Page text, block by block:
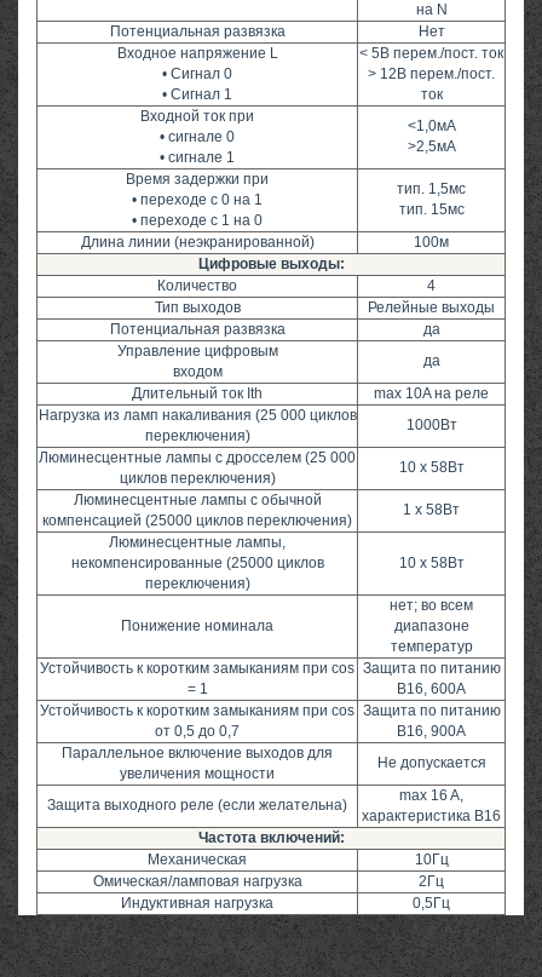
на N
Потенциальная развязка
Нет
Входное напряжение L
• Сигнал 0
• Сигнал 1
< 5В перем./пост. ток
> 12В перем./пост.
ток
Входной ток при
• сигнале 0
• сигнале 1
<1,0мА
>2,5мА
Время задержки при
• переходе с 0 на 1
• переходе с 1 на 0
тип. 1,5мс
тип. 15мс
Длина линии (неэкранированной)
100м
Цифровые выходы:
Количество
4
Тип выходов
Релейные выходы
Потенциальная развязка
да
Управление цифровым
входом
да
Длительный ток Ith
max 10A на реле
Нагрузка из ламп накаливания (25 000 циклов
переключения)
1000Вт
Люминесцентные лампы с дросселем (25 000
циклов переключения)
10 x 58Вт
Люминесцентные лампы с обычной
компенсацией (25000 циклов переключения)
1 x 58Вт
Люминесцентные лампы,
некомпенсированные (25000 циклов
переключения)
10 x 58Вт
Понижение номинала
нет; во всем
диапазоне
температур
Устойчивость к коротким замыканиям при cos
= 1
Защита по питанию
B16, 600A
Устойчивость к коротким замыканиям при cos
от 0,5 до 0,7
Защита по питанию
B16, 900A
Параллельное включение выходов для
увеличения мощности
Не допускается
Защита выходного реле (если желательна)
max 16 A,
характеристика B16
Частота включений:
Механическая
10Гц
Омическая/ламповая нагрузка
2Гц
Индуктивная нагрузка
0,5Гц